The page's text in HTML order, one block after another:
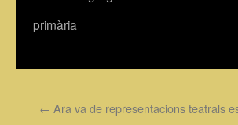
primària
← Ara va de representacions teatrals